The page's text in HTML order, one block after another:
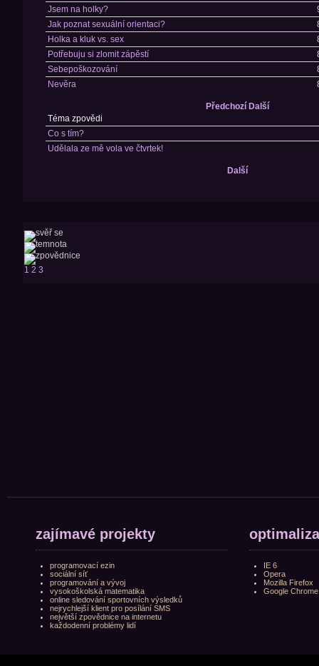
Jsem na holky?
Jak poznat sexuální orientaci?
Holka a kluk vs. sex
Potřebuju si zlomit zápěstí
Sebepoškozování
Nevěra
Předchozí Další
Téma zpovědi
Co s tím?
Udělala ze mě vola ve čtvrtek!
Další
1 2 3
zajímavé projekty
programovací ezin
sociální síť
programování a vývoj
vysokoškolská matematika
online sledování sportovních výsledků
nejrychlejší klient pro posílání SMS
největší zpovědnice na internetu
každodenní problémy lidí
IE 6
Opera
Mozilla Firefox
Google Chrome